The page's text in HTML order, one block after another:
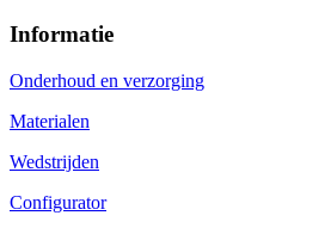
Informatie
Onderhoud en verzorging
Materialen
Wedstrijden
Configurator